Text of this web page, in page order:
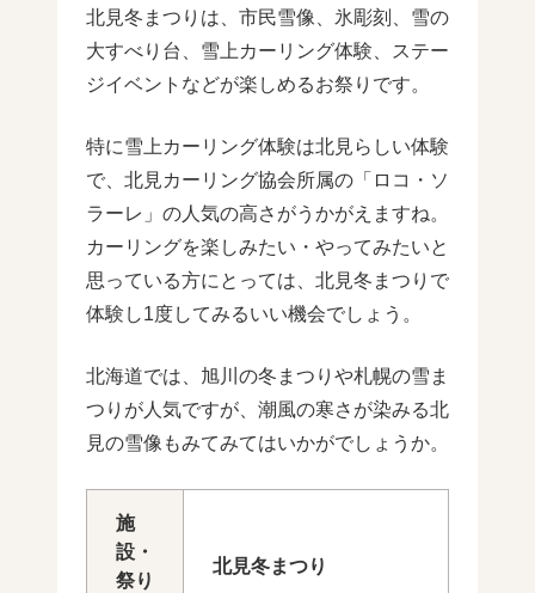
北見冬まつりは、市民雪像、氷彫刻、雪の
大すべり台、雪上カーリング体験、ステー
ジイベントなどが楽しめるお祭りです。
特に雪上カーリング体験は北見らしい体験
で、北見カーリング協会所属の「ロコ・ソ
ラーレ」の人気の高さがうかがえますね。
カーリングを楽しみたい・やってみたいと
思っている方にとっては、北見冬まつりで
体験し1度してみるいい機会でしょう。
北海道では、旭川の冬まつりや札幌の雪ま
つりが人気ですが、潮風の寒さが染みる北
見の雪像もみてみてはいかがでしょうか。
施
設・
祭り
北見冬まつり